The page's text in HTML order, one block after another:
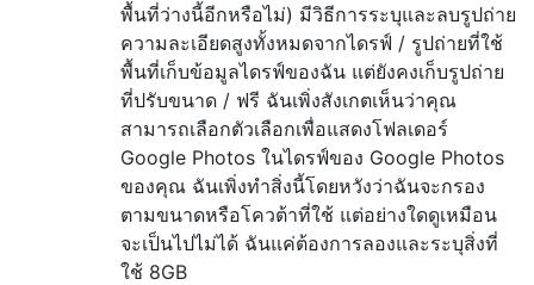
พื้นที่ว่างนี้อีกหรือไม่) มีวิธีการระบุและลบรูปถ่าย
ความละเอียดสูงทั้งหมดจากไดรฟ์ / รูปถ่ายที่ใช้
พื้นที่เก็บข้อมูลไดรฟ์ของฉัน แต่ยังคงเก็บรูปถ่าย
ที่ปรับขนาด / ฟรี ฉันเพิ่งสังเกตเห็นว่าคุณ
สามารถเลือกตัวเลือกเพื่อแสดงโฟลเดอร์
Google Photos ในไดรฟ์ของ Google Photos
ของคุณ ฉันเพิ่งทำสิ่งนี้โดยหวังว่าฉันจะกรอง
ตามขนาดหรือโควต้าที่ใช้ แต่อย่างใดดูเหมือน
จะเป็นไปไม่ได้ ฉันแค่ต้องการลองและระบุสิ่งที่
ใช้ 8GB